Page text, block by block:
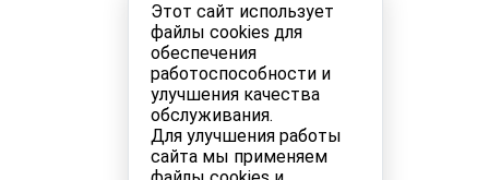
Этот сайт использует
файлы cookies для
обеспечения
работоспособности и
улучшения качества
обслуживания.
Для улучшения работы
сайта мы применяем